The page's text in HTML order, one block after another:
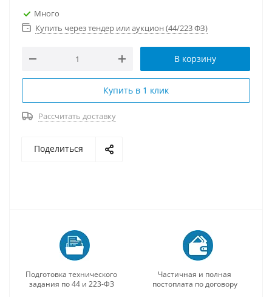
Много
Купить через тендер или аукцион (44/223 ФЗ)
В корзину
Купить в 1 клик
Рассчитать доставку
Поделиться
Подготовка технического
задания по 44 и 223-ФЗ
Частичная и полная
постоплата по договору